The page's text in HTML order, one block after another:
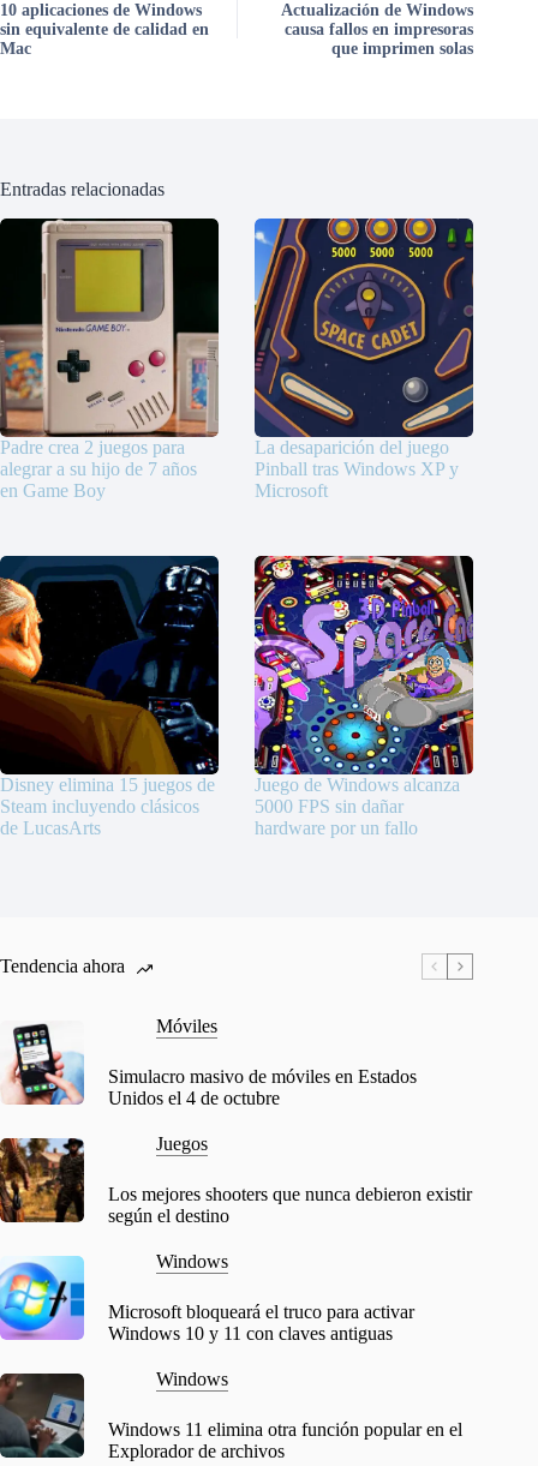
10 aplicaciones de Windows
sin equivalente de calidad en
Mac
Actualización de Windows
causa fallos en impresoras
que imprimen solas
Entradas relacionadas
Padre crea 2 juegos para
alegrar a su hijo de 7 años
en Game Boy
La desaparición del juego
Pinball tras Windows XP y
Microsoft
Disney elimina 15 juegos de
Steam incluyendo clásicos
de LucasArts
Juego de Windows alcanza
5000 FPS sin dañar
hardware por un fallo
Tendencia ahora
Móviles
Simulacro masivo de móviles en Estados
Unidos el 4 de octubre
Juegos
Los mejores shooters que nunca debieron existir
según el destino
Windows
Microsoft bloqueará el truco para activar
Windows 10 y 11 con claves antiguas
Windows
Windows 11 elimina otra función popular en el
Explorador de archivos